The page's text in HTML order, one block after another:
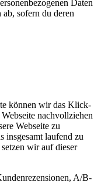
Daten
sofern du deren
können wir das Klick-
nachvollziehen
Webseite zu
insgesamt laufend zu
wir auf dieser
A/B-